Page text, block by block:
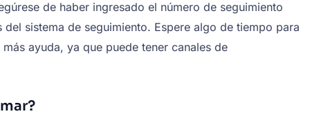
de haber ingresado el número de seguimiento
sistema de seguimiento. Espere algo de tiempo para
ayuda, ya que puede tener canales de